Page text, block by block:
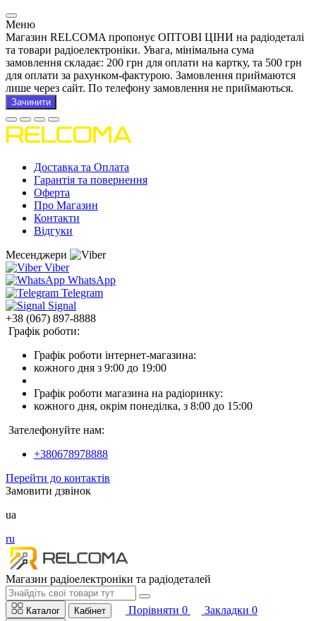
Меню
Магазин RELCOMA пропонує ОПТОВІ ЦІНИ на радіодеталі
та товари радіоелектроніки. Увага, мінімальна сума
замовлення складає: 200 грн для оплати на картку, та 500 грн
для оплати за рахунком-фактурою. Замовлення приймаются
лише через сайт. По телефону замовлення не приймаються.
Зачинити
Доставка та Оплата
Гарантія та повернення
Оферта
Про Магазин
Контакти
Відгуки
Месенджери
Viber
WhatsApp
Telegram
Signal
+38 (067) 897-8888
Графік роботи:
Графік роботи інтернет-магазина:
кожного дня з 9:00 до 19:00
Графік роботи магазина на радіоринку:
кожного дня, окрім понеділка, з 8:00 до 15:00
Зателефонуйте нам:
+380678978888
Перейти до контактів
Замовити дзвінок
ua
ru
Магазин радіоелектроніки та радіодеталей
Каталог Кабінет Порівняти 0 Закладки 0